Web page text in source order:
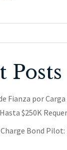
Posts
Fianza por
$250K
Bond Pilot: